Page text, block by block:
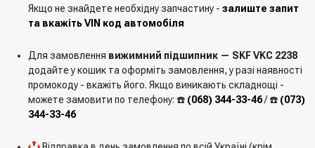
Якщо не знайдете необхідну запчастину - залиште запит
та вкажіть VIN код автомобіля
Для замовлення вижимний підшипник — SKF VKC 2238
додайте у кошик та оформіть замовлення, у разі наявності
промокоду - вкажіть його. Якщо виникають складнощі -
можете замовити по телефону: ☎️ (068) 344-33-46/ ☎️ (073)
344-33-46